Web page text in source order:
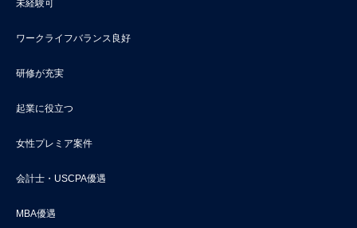
未経験可
ワークライフバランス良好
研修が充実
起業に役立つ
女性プレミア案件
会計士・USCPA優遇
MBA優遇